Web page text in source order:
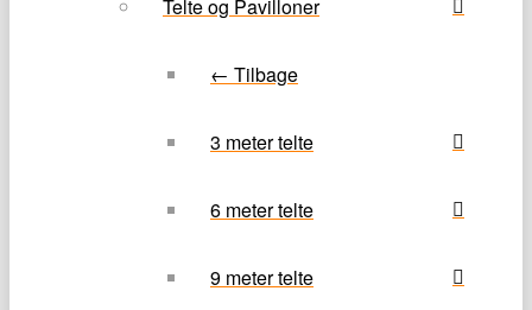
Telte og Pavilloner
← Tilbage
3 meter telte
6 meter telte
9 meter telte